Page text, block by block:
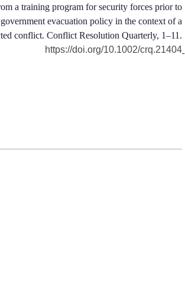
a training program for security forces prior to
evacuation policy in the context of a
conflict. Conflict Resolution Quarterly, 1–11.
https://doi.org/10.1002/crq.21404